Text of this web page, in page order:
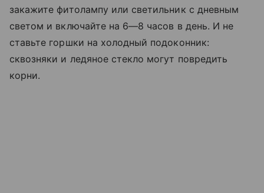
закажите фитолампу или светильник с дневным
светом и включайте на 6—8 часов в день. И не
ставьте горшки на холодный подоконник:
сквозняки и ледяное стекло могут повредить
корни.